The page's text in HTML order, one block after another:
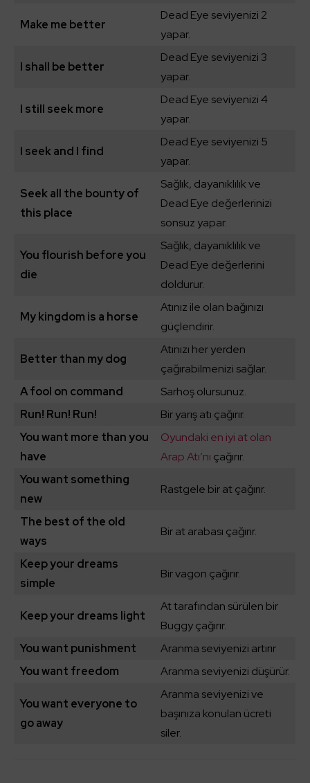
Make me better
Dead Eye seviyenizi 2
yapar.
I shall be better
Dead Eye seviyenizi 3
yapar.
I still seek more
Dead Eye seviyenizi 4
yapar.
I seek and I find
Dead Eye seviyenizi 5
yapar.
Seek all the bounty of
this place
Sağlık, dayanıklılık ve
Dead Eye değerlerinizi
sonsuz yapar.
You flourish before you
die
Sağlık, dayanıklılık ve
Dead Eye değerlerini
doldurur.
My kingdom is a horse
Atınız ile olan bağınızı
güçlendirir.
Better than my dog
Atınızı her yerden
çağırabilmenizi sağlar.
A fool on command
Sarhoş olursunuz.
Run! Run! Run!
Bir yarış atı çağırır.
You want more than you
have
Oyundaki en iyi at olan
Arap Atı’nı çağırır.
You want something
new
Rastgele bir at çağırır.
The best of the old
ways
Bir at arabası çağırır.
Keep your dreams
simple
Bir vagon çağırır.
Keep your dreams light
At tarafından sürülen bir
Buggy çağırır.
You want punishment
Aranma seviyenizi artırır
You want freedom
Aranma seviyenizi düşürür.
You want everyone to
go away
Aranma seviyenizi ve
başınıza konulan ücreti
siler.